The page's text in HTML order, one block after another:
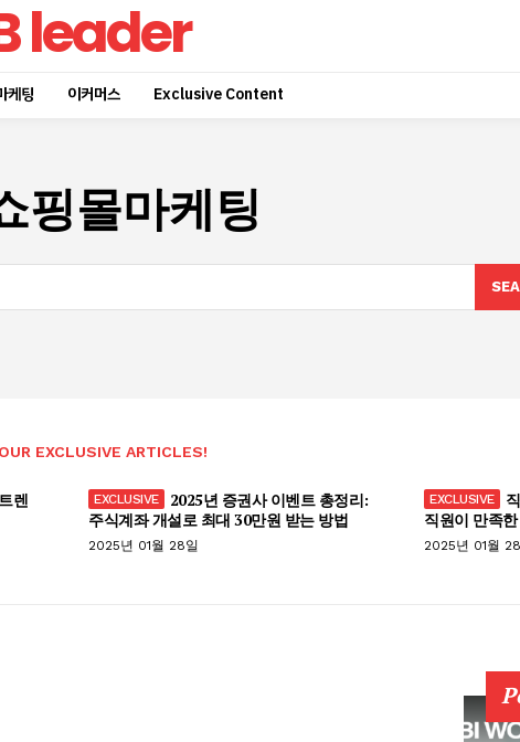
leader
케팅 이커머스 Exclusive Content
핑몰마케팅
EXCLUSIVE ARTICLES!
렌
2025년 증권사 이벤트 총정리:
주식계좌 개설로 최대 30만원 받는 방법
2025년 01월 28일
직원이 만족
2025년 01월